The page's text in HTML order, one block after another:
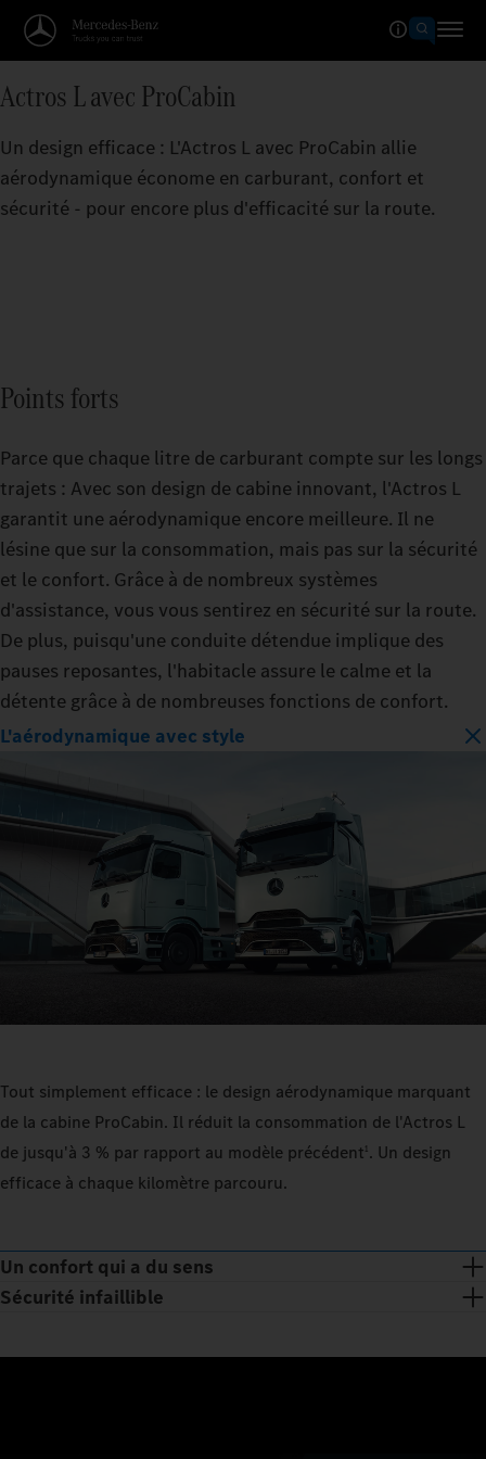
Actros L avec ProCabin
Un design efficace : L'Actros L avec ProCabin allie
aérodynamique économe en carburant, confort et
sécurité - pour encore plus d'efficacité sur la route.
Points forts
Parce que chaque litre de carburant compte sur les longs
trajets : Avec son design de cabine innovant, l'Actros L
garantit une aérodynamique encore meilleure. Il ne
lésine que sur la consommation, mais pas sur la sécurité
et le confort. Grâce à de nombreux systèmes
d'assistance, vous vous sentirez en sécurité sur la route.
De plus, puisqu'une conduite détendue implique des
pauses reposantes, l'habitacle assure le calme et la
détente grâce à de nombreuses fonctions de confort.
L'aérodynamique avec style
Tout simplement efficace : le design aérodynamique marquant
de la cabine ProCabin. Il réduit la consommation de l'Actros L
de jusqu'à 3 % par rapport au modèle précédent1. Un design
efficace à chaque kilomètre parcouru.
Un confort qui a du sens
Sécurité infaillible